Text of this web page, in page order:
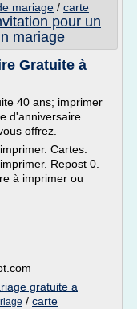
mariage / carte
pour un
mariage
Gratuite à
40 ans; imprimer
d'anniversaire
offrez.
Cartes.
Repost 0.
à imprimer ou
gratuite a
/ carte